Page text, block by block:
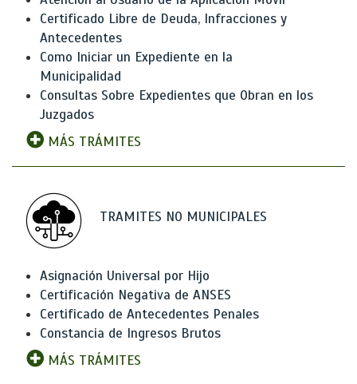
Certificado Libre de Deuda, Infracciones y
Antecedentes
Como Iniciar un Expediente en la
Municipalidad
Consultas Sobre Expedientes que Obran en los
Juzgados
MÁS TRÁMITES
TRAMITES NO MUNICIPALES
Asignación Universal por Hijo
Certificación Negativa de ANSES
Certificado de Antecedentes Penales
Constancia de Ingresos Brutos
MÁS TRÁMITES